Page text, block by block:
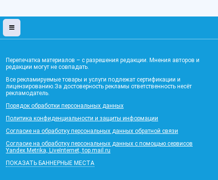
Перепечатка материалов – с разрешения редакции. Мнения авторов и
редакции могут не совпадать.
Все рекламируемые товары и услуги подлежат сертификации и
лицензированию.За достоверность рекламы ответственность несёт
рекламодатель.
Порядок обработки персональных данных
Политика конфиденциальности и защиты информации
Согласие на обработку персональных данных обратной связи
Согласие на обработку персональных данных с помощью сервисов
Yandex.Metrika, LiveInternet, top.mail.ru
ПОКАЗАТЬ БАННЕРНЫЕ МЕСТА